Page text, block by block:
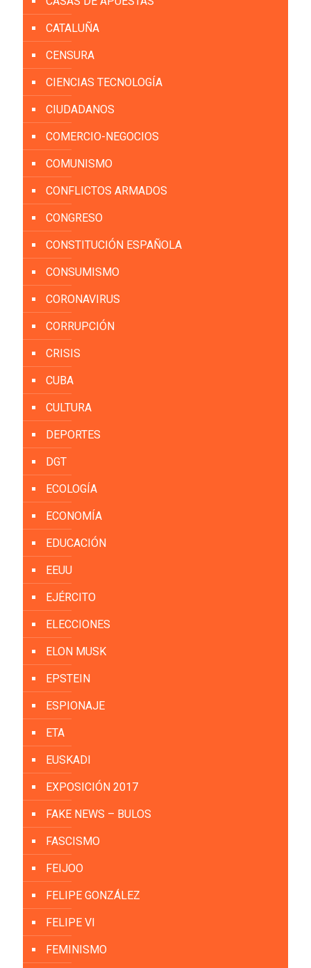
CATALUÑA
CENSURA
CIENCIAS TECNOLOGÍA
CIUDADANOS
COMERCIO-NEGOCIOS
COMUNISMO
CONFLICTOS ARMADOS
CONGRESO
CONSTITUCIÓN ESPAÑOLA
CONSUMISMO
CORONAVIRUS
CORRUPCIÓN
CRISIS
CUBA
CULTURA
DEPORTES
DGT
ECOLOGÍA
ECONOMÍA
EDUCACIÓN
EEUU
EJÉRCITO
ELECCIONES
ELON MUSK
EPSTEIN
ESPIONAJE
ETA
EUSKADI
EXPOSICIÓN 2017
FAKE NEWS – BULOS
FASCISMO
FEIJOO
FELIPE GONZÁLEZ
FELIPE VI
FEMINISMO